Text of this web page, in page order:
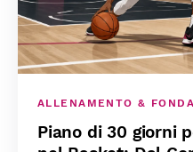
ALLENAMENTO &
Piano di 30 giorni